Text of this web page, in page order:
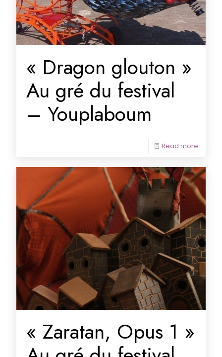
« Dragon glouton »
Au gré du festival
– Youplaboum
Read more
« Zaratan, Opus 1 »